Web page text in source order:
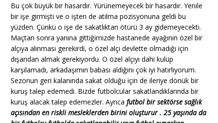
Bu çok büyük bir hasardır. Yürünemeyecek bir hasardır. Yenile
bir işe girmişti ve o işten de atılma pozisyonuna geldi bu
yüzden. Çünkü o işe de sakatlıktan ötürü 3 ay gidemeyecekti.
Maçtan sonra yanına gittiğimizde hastanede ayağının özel bir
alçıya alınması gerekirdi, o özel alçı devlette olmadığı için
dışarıdan almak gerekiyordu. O özel alçıyı dahi kulüp
karşılamadı, arkadaşımın babası aldığını çok iyi hatırlıyorum.
Sezonun geri kalanında sakat olduğu için de ileriye dönük bir
kuruş talep edemedi. Bizde futbolcular sakatlandıklarında bir
kuruş alacak talep edemezler. Ayrıca futbol bir sektörse sağlık
açısından en riskli mesleklerden birini oluşturur . 25 yaşında da